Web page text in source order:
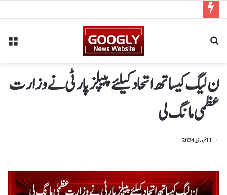
ن لیگ کیساتھ اتحاد کیلئے پیپلزپارٹی نے وزارت
عظمی مانگ لی
11 فروری, 2024